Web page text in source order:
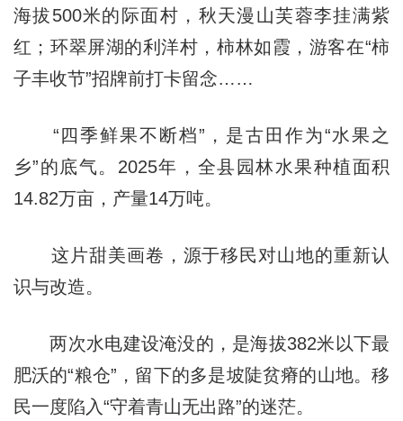
海拔500米的际面村，秋天漫山芙蓉李挂满紫
红；环翠屏湖的利洋村，柿林如霞，游客在“柿
子丰收节”招牌前打卡留念……
“四季鲜果不断档”，是古田作为“水果之
乡”的底气。2025年，全县园林水果种植面积
14.82万亩，产量14万吨。
这片甜美画卷，源于移民对山地的重新认
识与改造。
两次水电建设淹没的，是海拔382米以下最
肥沃的“粮仓”，留下的多是坡陡贫瘠的山地。移
民一度陷入“守着青山无出路”的迷茫。